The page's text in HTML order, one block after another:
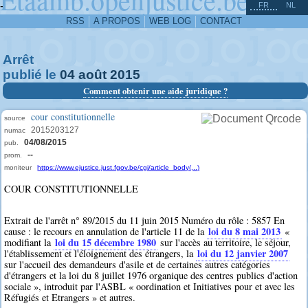
-
RSS A PROPOS WEB LOG CONTACT
FR NL
Arrêt
publié le 04 août 2015
Comment obtenir une aide juridique ?
source cour constitutionnelle
numac 2015203127
pub. 04/08/2015
prom. --
moniteur https://www.ejustice.just.fgov.be/cgi/article_body(...)
COUR CONSTITUTIONNELLE
Extrait de l'arrêt n° 89/2015 du 11 juin 2015 Numéro du rôle : 5857 En
cause : le recours en annulation de l'article 11 de la loi du 8 mai 2013 «
modifiant la loi du 15 décembre 1980 sur l'accès au territoire, le séjour,
l'établissement et l'éloignement des étrangers, la loi du 12 janvier 2007
sur l'accueil des demandeurs d'asile et de certaines autres catégories
d'étrangers et la loi du 8 juillet 1976 organique des centres publics d'action
sociale », introduit par l'ASBL « oordination et Initiatives pour et avec les
Réfugiés et Etrangers » et autres.
^